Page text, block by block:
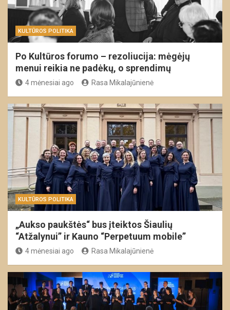
KULTŪROS POLITIKA
Po Kultūros forumo – rezoliucija: mėgėjų
menui reikia ne padėkų, o sprendimų
4 mėnesiai ago Rasa Mikalajūnienė
KULTŪROS POLITIKA
„Aukso paukštės“ bus įteiktos Šiaulių
“Atžalynui” ir Kauno “Perpetuum mobile”
4 mėnesiai ago Rasa Mikalajūnienė